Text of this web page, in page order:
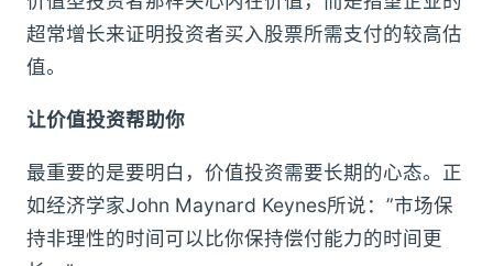
超常增长来证明投资者买入股票所需支付的较高估
值。
让价值投资帮助你
最重要的是要明白，价值投资需要长期的心态。正
如经济学家John Maynard Keynes所说：”市场保
持非理性的时间可以比你保持偿付能力的时间更